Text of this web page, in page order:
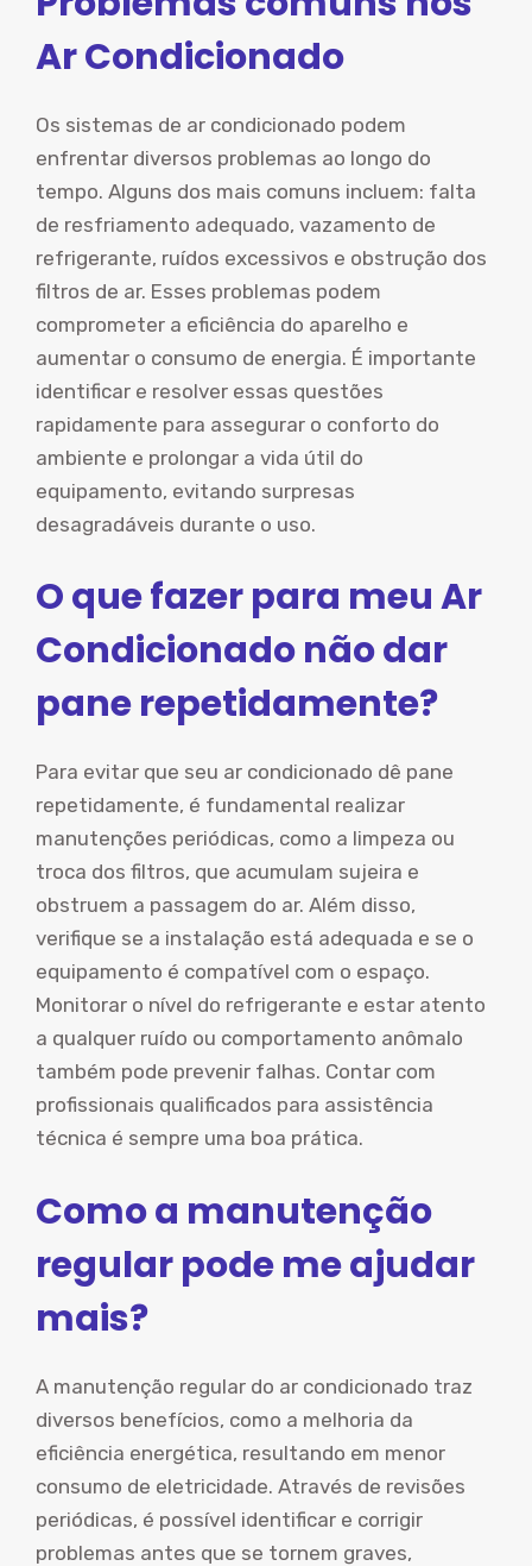
Ar Condicionado
Os sistemas de ar condicionado podem
enfrentar diversos problemas ao longo do
tempo. Alguns dos mais comuns incluem: falta
de resfriamento adequado, vazamento de
refrigerante, ruídos excessivos e obstrução dos
filtros de ar. Esses problemas podem
comprometer a eficiência do aparelho e
aumentar o consumo de energia. É importante
identificar e resolver essas questões
rapidamente para assegurar o conforto do
ambiente e prolongar a vida útil do
equipamento, evitando surpresas
desagradáveis durante o uso.
O que fazer para meu Ar
Condicionado não dar
pane repetidamente?
Para evitar que seu ar condicionado dê pane
repetidamente, é fundamental realizar
manutenções periódicas, como a limpeza ou
troca dos filtros, que acumulam sujeira e
obstruem a passagem do ar. Além disso,
verifique se a instalação está adequada e se o
equipamento é compatível com o espaço.
Monitorar o nível do refrigerante e estar atento
a qualquer ruído ou comportamento anômalo
também pode prevenir falhas. Contar com
profissionais qualificados para assistência
técnica é sempre uma boa prática.
Como a manutenção
regular pode me ajudar
mais?
A manutenção regular do ar condicionado traz
diversos benefícios, como a melhoria da
eficiência energética, resultando em menor
consumo de eletricidade. Através de revisões
periódicas, é possível identificar e corrigir
problemas antes que se tornem graves,